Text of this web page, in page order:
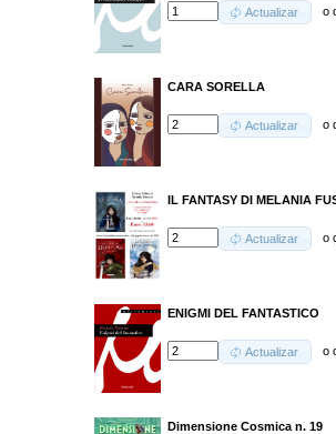
Actualizar o
CARA SORELLA
Actualizar o
IL FANTASY DI MELANIA
Actualizar o
ENIGMI DEL FANTASTICO
Actualizar o
Dimensione Cosmica n. 19